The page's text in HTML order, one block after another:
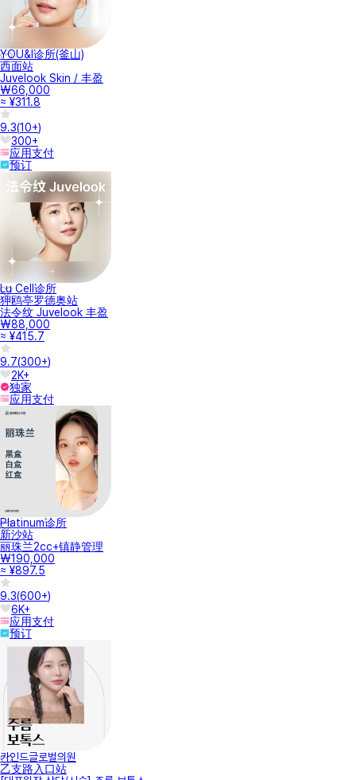
YOU&I诊所(釜山)
西面站
Juvelook Skin / 丰盈
₩66,000
≈ ¥311.8
9.3(10+)
300+
应用支付
预订
Lu Cell诊所
狎鸥亭罗德奥站
法令纹 Juvelook 丰盈
₩88,000
≈ ¥415.7
9.7(300+)
2K+
独家
应用支付
Platinum诊所
新沙站
丽珠兰2cc+镇静管理
₩190,000
≈ ¥897.5
9.3(600+)
6K+
应用支付
预订
카인드글로벌의원
乙支路入口站